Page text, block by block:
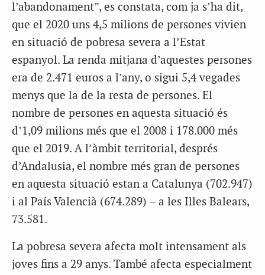
l’abandonament”, es constata, com ja s’ha dit,
que el 2020 uns 4,5 milions de persones vivien
en situació de pobresa severa a l’Estat
espanyol. La renda mitjana d’aquestes persones
era de 2.471 euros a l’any, o sigui 5,4 vegades
menys que la de la resta de persones. El
nombre de persones en aquesta situació és
d’1,09 milions més que el 2008 i 178.000 més
que el 2019. A l’àmbit territorial, després
d’Andalusia, el nombre més gran de persones
en aquesta situació estan a Catalunya (702.947)
i al País Valencià (674.289) – a les Illes Balears,
73.581.
La pobresa severa afecta molt intensament als
joves fins a 29 anys. També afecta especialment